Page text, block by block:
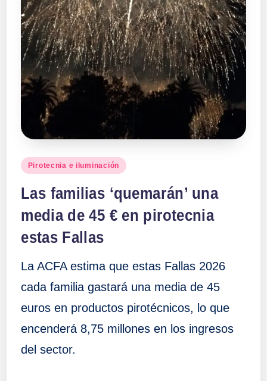
Publicado
Pirotecnia e iluminación
Las familias ‘quemarán’ una
media de 45 € en pirotecnia
estas Fallas
La ACFA estima que estas Fallas 2026
cada familia gastará una media de 45
euros en productos pirotécnicos, lo que
encenderá 8,75 millones en los ingresos
del sector.